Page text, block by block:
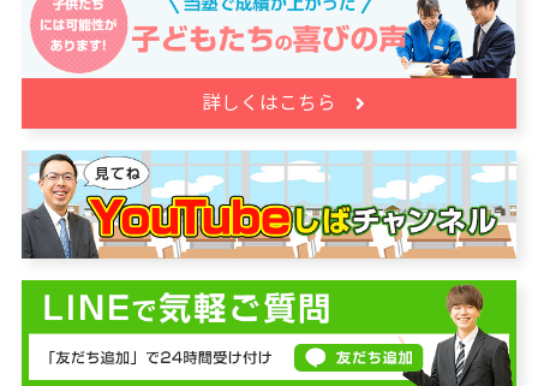
詳しくはこちら